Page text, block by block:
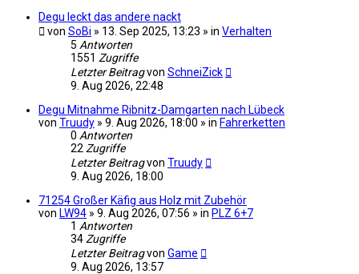
Degu leckt das andere nackt
von SoBi » 13. Sep 2025, 13:23 » in Verhalten
5 Antworten
1551 Zugriffe
Letzter Beitragvon SchneiZick
9. Aug 2026, 22:48
Degu Mitnahme Ribnitz-Damgarten nach Lübeck
von Truudy » 9. Aug 2026, 18:00 » in Fahrerketten
0 Antworten
22 Zugriffe
Letzter Beitragvon Truudy
9. Aug 2026, 18:00
71254 Großer Käfig aus Holz mit Zubehör
von LW94 » 9. Aug 2026, 07:56 » in PLZ 6+7
1 Antworten
34 Zugriffe
Letzter Beitragvon Game
9. Aug 2026, 13:57